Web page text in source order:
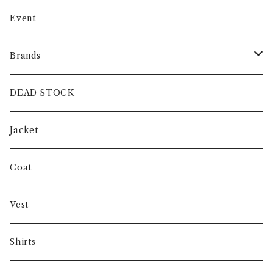
Event
Brands
intch.
SHUREN
INVERTERE
Gambert
NORIEI
DEAD STOCK
Jacket
Coat
Vest
Shirts